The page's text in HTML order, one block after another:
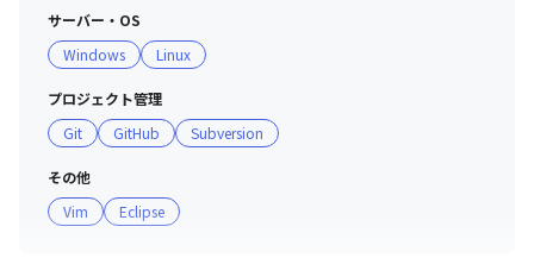
サーバー・OS
Windows
Linux
プロジェクト管理
Git
GitHub Subversion
その他
Vim
Eclipse